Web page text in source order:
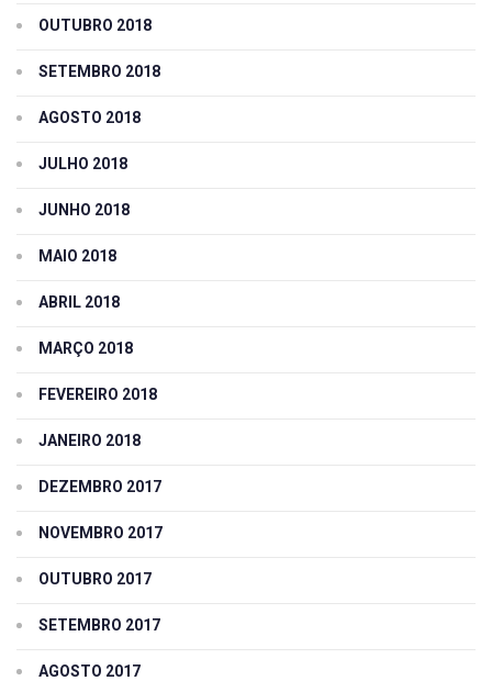
OUTUBRO 2018
SETEMBRO 2018
AGOSTO 2018
JULHO 2018
JUNHO 2018
MAIO 2018
ABRIL 2018
MARÇO 2018
FEVEREIRO 2018
JANEIRO 2018
DEZEMBRO 2017
NOVEMBRO 2017
OUTUBRO 2017
SETEMBRO 2017
AGOSTO 2017